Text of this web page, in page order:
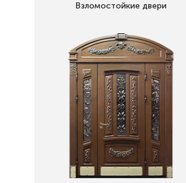
Взломостойкие двери